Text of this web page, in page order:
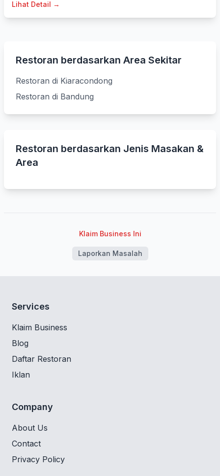
Lihat Detail →
Restoran berdasarkan Area Sekitar
Restoran di Kiaracondong
Restoran di Bandung
Restoran berdasarkan Jenis Masakan &
Area
Klaim Business Ini
Laporkan Masalah
Services
Klaim Business
Blog
Daftar Restoran
Iklan
Company
About Us
Contact
Privacy Policy